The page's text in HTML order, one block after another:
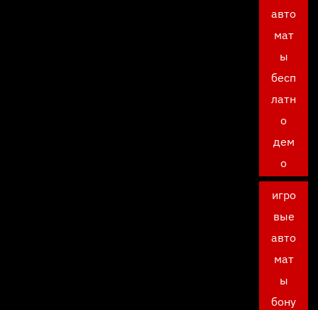
авто
мат
ы
бесп
латн
о
дем
о
игро
вые
авто
мат
ы
бону